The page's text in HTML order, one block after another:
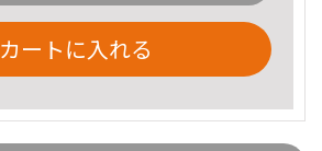
カートに入れる